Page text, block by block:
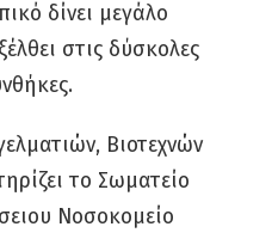
δίνει μεγάλο
στις δύσκολες
Βιοτεχνών
το Σωματείο
Νοσοκομείο